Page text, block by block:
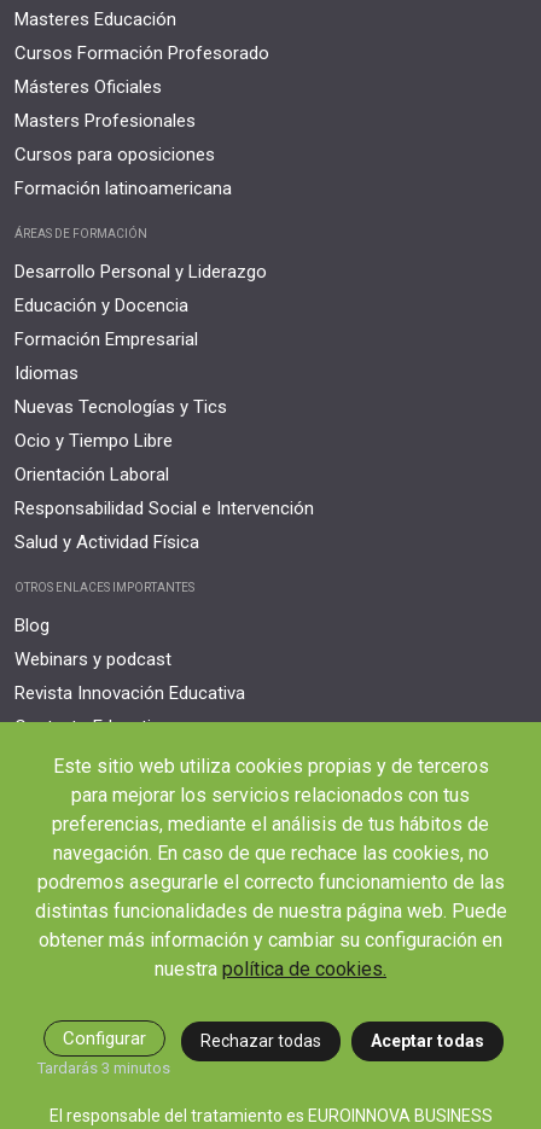
Masteres Educación
Cursos Formación Profesorado
Másteres Oficiales
Masters Profesionales
Cursos para oposiciones
Formación latinoamericana
ÁREAS DE FORMACIÓN
Desarrollo Personal y Liderazgo
Educación y Docencia
Formación Empresarial
Idiomas
Nuevas Tecnologías y Tics
Ocio y Tiempo Libre
Orientación Laboral
Responsabilidad Social e Intervención
Salud y Actividad Física
OTROS ENLACES IMPORTANTES
Blog
Webinars y podcast
Revista Innovación Educativa
Contexto Educativo
Desistir contrato aquí
Tienes 14 días desde tu matriculación para cancelar sin coste y recibir el
reembolso completo.
© 2026 RED EDUCA
Este sitio web utiliza cookies propias y de terceros
para mejorar los servicios relacionados con tus
preferencias, mediante el análisis de tus hábitos de
navegación. En caso de que rechace las cookies, no
podremos asegurarle el correcto funcionamiento de las
distintas funcionalidades de nuestra página web. Puede
obtener más información y cambiar su configuración en
nuestra política de cookies.
Configurar
Tardarás 3 minutos
Rechazar todas Aceptar todas
El responsable del tratamiento es EUROINNOVA BUSINESS